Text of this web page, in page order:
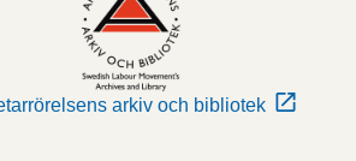
arkiv och bibliotek